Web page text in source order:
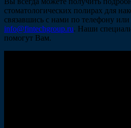
стоматологических полирах для
связавшись с нами по телефону или
info@fintechgroup.ru. Наши
помогут Вам.